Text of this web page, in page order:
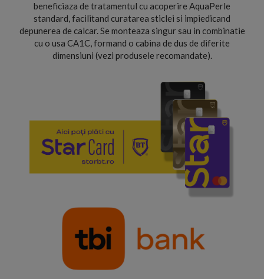
beneficiaza de tratamentul cu acoperire AquaPerle
standard, facilitand curatarea sticlei si impiedicand
depunerea de calcar. Se monteaza singur sau in combinatie
cu o usa CA1C, formand o cabina de dus de diferite
dimensiuni (vezi produsele recomandate).